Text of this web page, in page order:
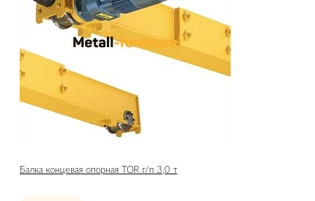
Балка концевая опорная TOR г/п 3,0 т